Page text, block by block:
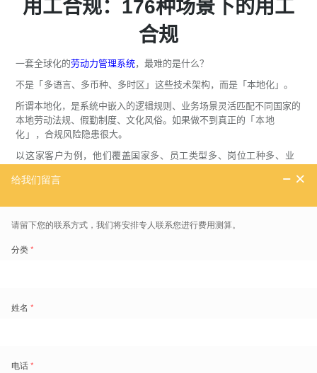
用工合规：176种场景下的用工
合规
一套全球化的劳动力管理系统，最难的是什么？
不是 「 多语言、多币种、多时区 」 这些技术架构，而是「本地化」。
所谓本地化，是系统中嵌入的逻辑规则、业务场景灵活匹配不同国家的
本地劳动法规、假勤制度、文化风俗。如果做不到真正的 「本地
化」
，合规风险隐患很大。
以这家客户为例，他们覆盖国家多、员工类型多、岗位工种多、业
陪审员假、地方法官假。
在西班牙
在美国